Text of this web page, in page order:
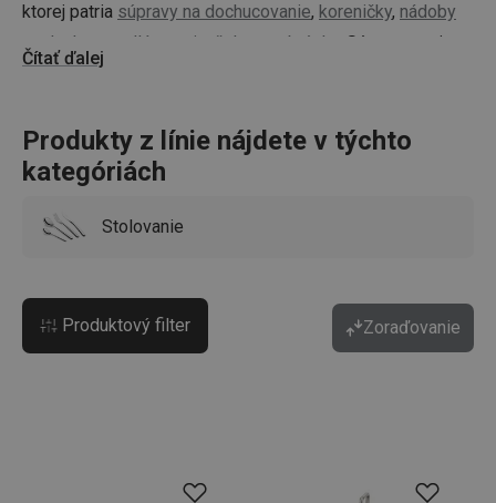
ktorej patria súpravy na dochucovanie, koreničky, nádoby
na dochucovadlá
stojančeky na obrúsky
. Sú samozrejme
zladené v jednotnom dizajne.
Čítať ďalej
Produkty z línie nájdete v týchto
kategóriách
Stolovanie
Produktový filter Zoraďovanie